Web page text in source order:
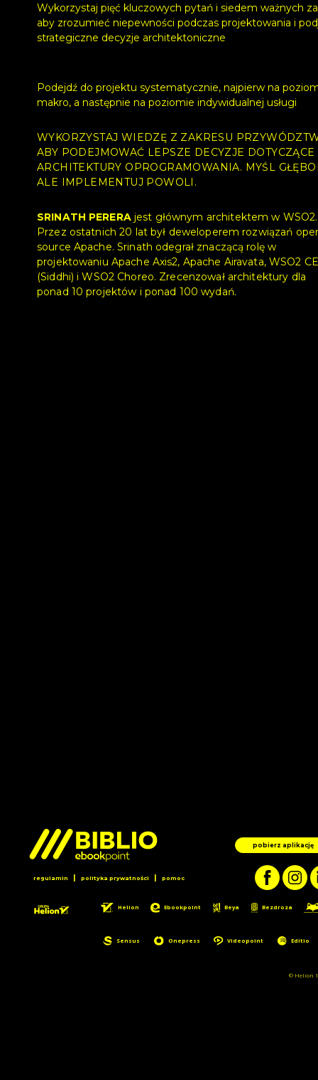
Wykorzystaj pięć kluczowych pytań i siedem ważnych
aby zrozumieć niepewności podczas projektowania i
strategiczne decyzje architektoniczne
Podejdź do projektu systematycznie, najpierw na
makro, a następnie na poziomie indywidualnej usługi
WYKORZYSTAJ WIEDZĘ Z ZAKRESU
ABY PODEJMOWAĆ LEPSZE DECYZJE DOTYCZĄCE
ARCHITEKTURY OPROGRAMOWANIA. MYŚL
ALE IMPLEMENTUJ POWOLI.
SRINATH PERERAjest głównym architektem w WSO2.
Przez ostatnich 20 lat był deweloperem rozwiązań
source Apache. Srinath odegrał znaczącą rolę w
projektowaniu Apache Axis2, Apache Airavata, WSO2
(Siddhi) i WSO2 Choreo. Zrecenzował architektury dla
ponad 10 projektów i ponad 100 wydań.
pobierz aplikację
regulamin | polityka prywatności | pomoc
Helion Ebookpoint Beya Bezdroza
Sensus Onepress Videopoint Editio
© Helion